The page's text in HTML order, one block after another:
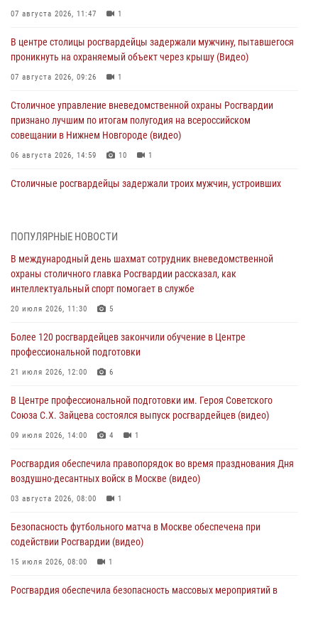
07 августа 2026, 11:47 1
В центре столицы росгвардейцы задержали мужчину, пытавшегося
проникнуть на охраняемый объект через крышу (Видео)
07 августа 2026, 09:26 1
Столичное управление вневедомственной охраны Росгвардии
признано лучшим по итогам полугодия на всероссийском
совещании в Нижнем Новгороде (видео)
06 августа 2026, 14:59 10 1
Столичные росгвардейцы задержали троих мужчин, устроивших
матче в Москве обеспечила Росгвардия (видео)
06 августа 2026, 08:30
Столичные росгвардейцы задержали мужчину, устроившего дебош
05 августа 2026, 12:39
Московские росгвардейцы обеспечили безопасность проведения
05 августа 2026, 12:35
Делегация МВД Республики Беларусь ознакомилась с передовыми
04 августа 2026, 18:16 5
ПОПУЛЯРНЫЕ НОВОСТИ
В международный день шахмат сотрудник вневедомственной
охраны столичного главка Росгвардии рассказал, как
интеллектуальный спорт помогает в службе
20 июля 2026, 11:30 5
Более 120 росгвардейцев закончили обучение в Центре
профессиональной подготовки
21 июля 2026, 12:00 6
В Центре профессиональной подготовки им. Героя Советского
Союза С.Х. Зайцева состоялся выпуск росгвардейцев (видео)
09 июля 2026, 14:00 4 1
Росгвардия обеспечила правопорядок во время празднования Дня
воздушно-десантных войск в Москве (видео)
03 августа 2026, 08:00 1
Безопасность футбольного матча в Москве обеспечена при
содействии Росгвардии (видео)
15 июля 2026, 08:00 1
Росгвардия обеспечила безопасность массовых мероприятий в